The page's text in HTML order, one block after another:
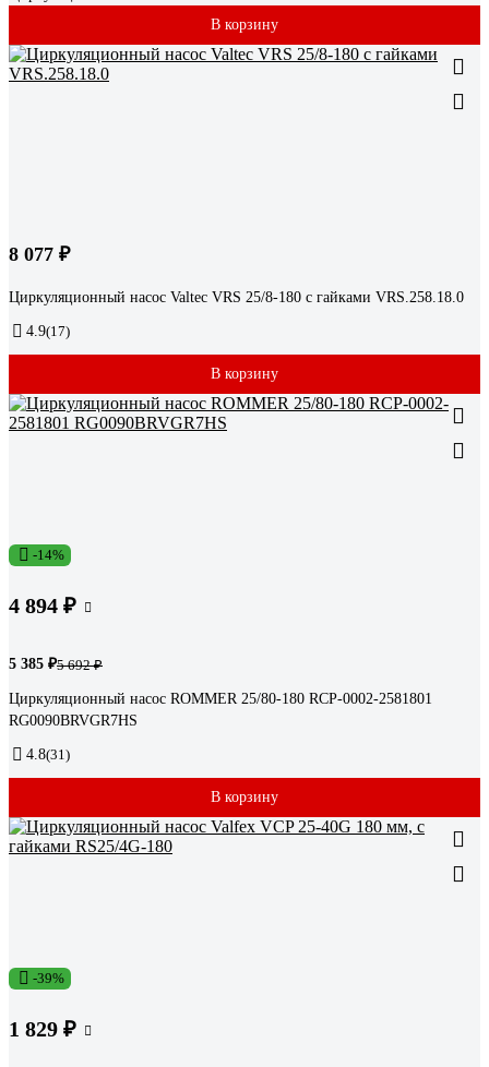
В корзину
8 077 ₽
Циркуляционный насос Valtec VRS 25/8-180 с гайками VRS.258.18.0
4.9(17)
В корзину
-14%
4 894 ₽
5 385 ₽5 692 ₽
Циркуляционный насос ROMMER 25/80-180 RCP-0002-2581801
RG0090BRVGR7HS
4.8(31)
В корзину
-39%
1 829 ₽